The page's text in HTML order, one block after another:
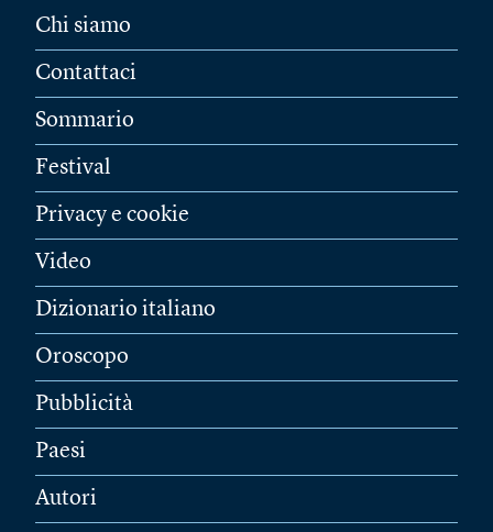
Chi siamo
Contattaci
Sommario
Festival
Privacy e cookie
Video
Dizionario italiano
Oroscopo
Pubblicità
Paesi
Autori